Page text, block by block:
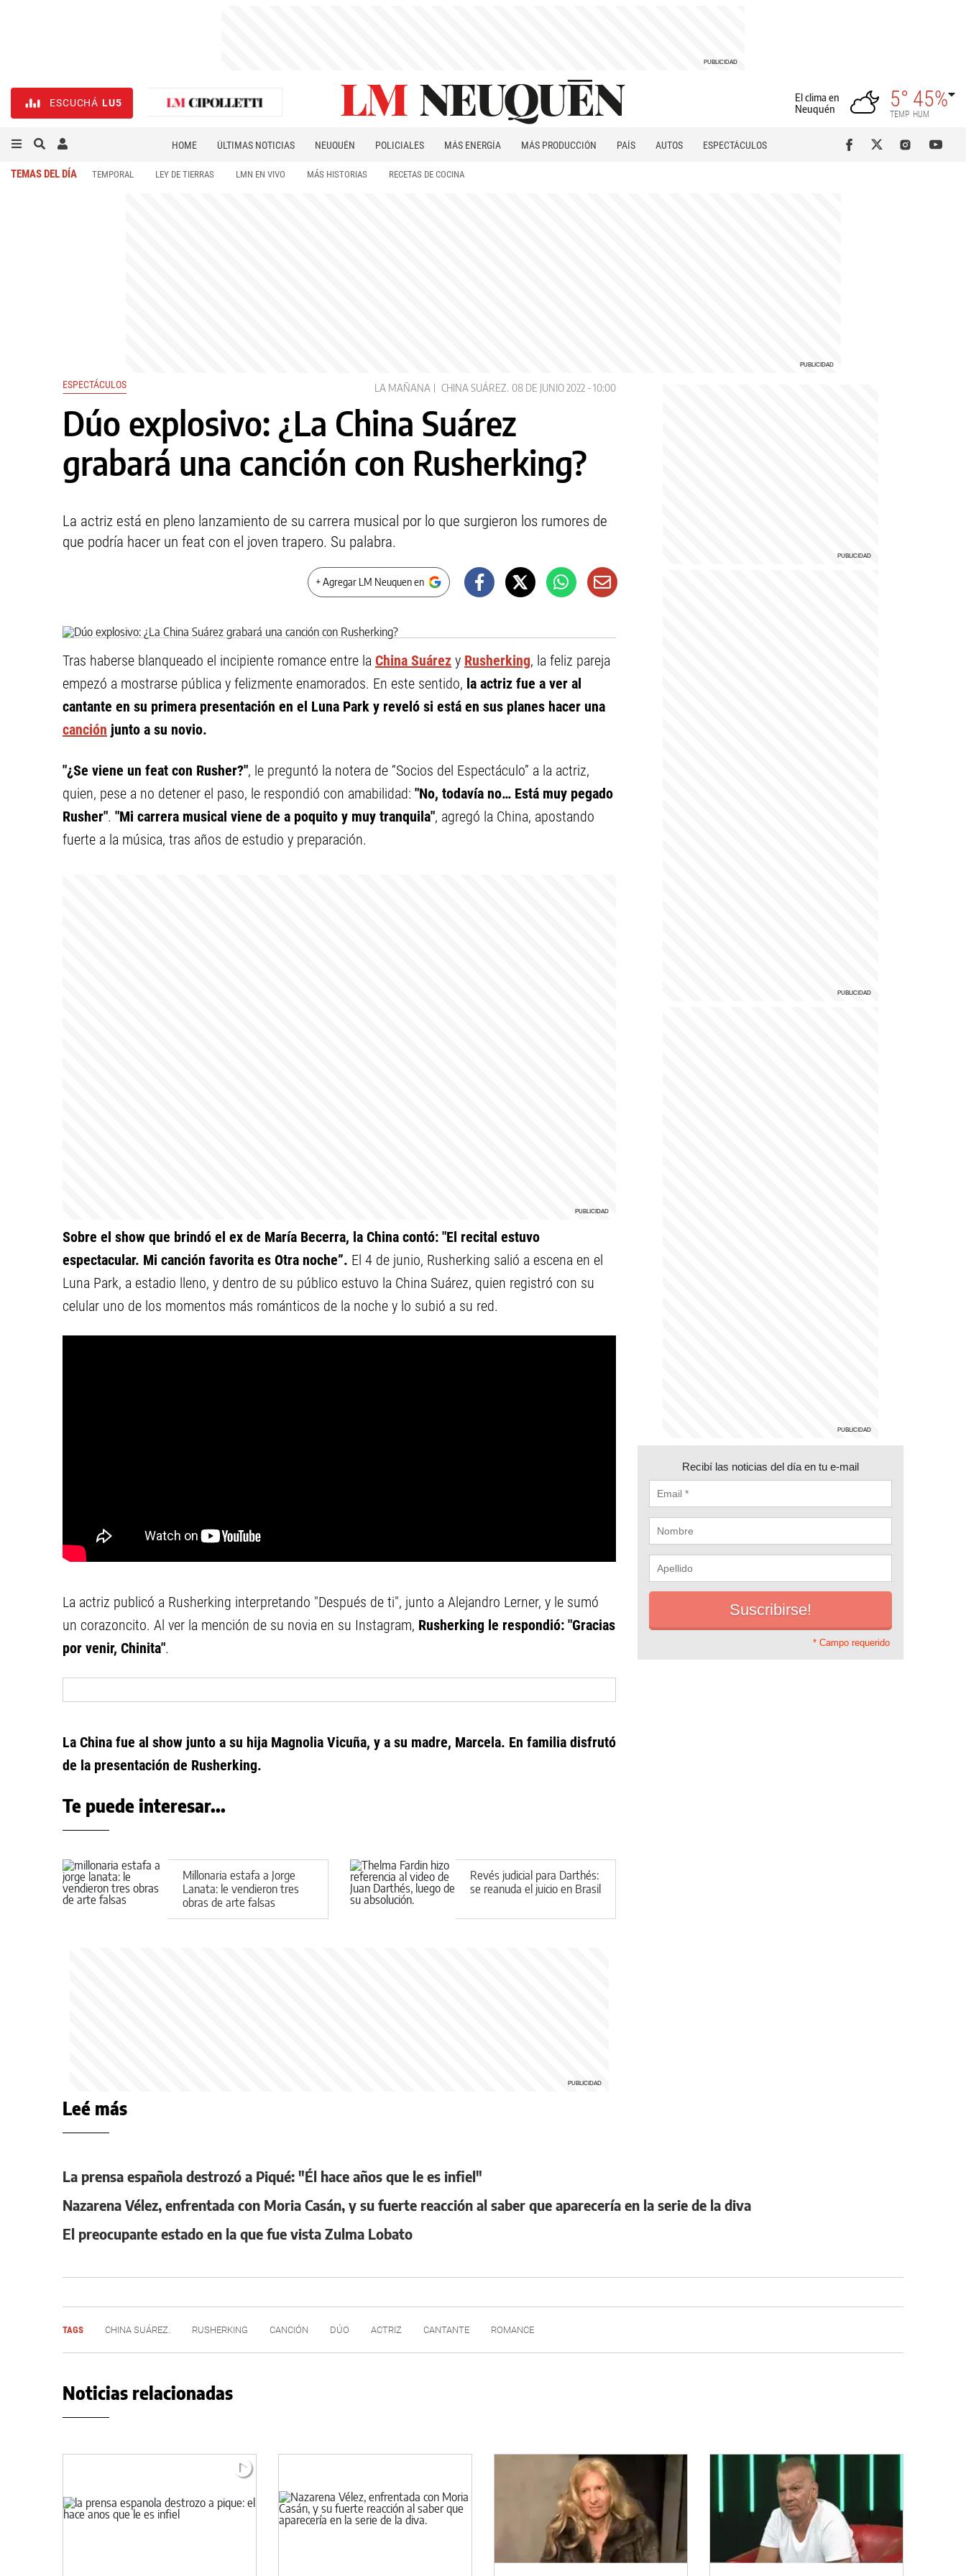
ESCUCHÁ LU5
El clima en
Neuquén
5°
TEMP
45%
HUM
HOME ÚLTIMAS NOTICIAS NEUQUÉN POLICIALES MÁS ENERGÍA MÁS PRODUCCIÓN PAÍS AUTOS
ESPECTÁCULOS
TEMAS DEL DÍA TEMPORAL LEY DE TIERRAS LMN EN VIVO MÁS HISTORIAS RECETAS DE COCINA
ESPECTÁCULOS LA MAÑANA CHINA SUÁREZ. 08 DE JUNIO 2022 - 10:00
Dúo explosivo: ¿La China Suárez
grabará una canción con Rusherking?
La actriz está en pleno lanzamiento de su carrera musical por lo que surgieron los rumores de
que podría hacer un feat con el joven trapero. Su palabra.
+ Agregar LM Neuquen en
Tras haberse blanqueado el incipiente romance entre la China Suárez y Rusherking, la feliz pareja
empezó a mostrarse pública y felizmente enamorados. En este sentido, la actriz fue a ver al
cantante en su primera presentación en el Luna Park y reveló si está en sus planes hacer una
canción junto a su novio.
"¿Se viene un feat con Rusher?", le preguntó la notera de “Socios del Espectáculo” a la actriz,
quien, pese a no detener el paso, le respondió con amabilidad: "No, todavía no… Está muy pegado
Rusher". "Mi carrera musical viene de a poquito y muy tranquila", agregó la China, apostando
fuerte a la música, tras años de estudio y preparación.
Sobre el show que brindó el ex de María Becerra, la China contó: "El recital estuvo
espectacular. Mi canción favorita es Otra noche”. El 4 de junio, Rusherking salió a escena en el
Luna Park, a estadio lleno, y dentro de su público estuvo la China Suárez, quien registró con su
celular uno de los momentos más románticos de la noche y lo subió a su red.
La actriz publicó a Rusherking interpretando "Después de ti", junto a Alejandro Lerner, y le sumó
un corazoncito. Al ver la mención de su novia en su Instagram, Rusherking le respondió: "Gracias
por venir, Chinita".
La China fue al show junto a su hija Magnolia Vicuña, y a su madre, Marcela. En familia disfrutó
de la presentación de Rusherking.
Te puede interesar...
Millonaria estafa a Jorge
Lanata: le vendieron tres
obras de arte falsas
Revés judicial para Darthés:
se reanuda el juicio en Brasil
Recibí las noticias del día en tu e-mail
* Campo requerido
Leé más
La prensa española destrozó a Piqué: "Él hace años que le es infiel"
Nazarena Vélez, enfrentada con Moria Casán, y su fuerte reacción al saber que aparecería en la serie de la diva
El preocupante estado en la que fue vista Zulma Lobato
TAGS CHINA SUÁREZ. RUSHERKING CANCIÓN DÚO ACTRIZ CANTANTE ROMANCE
Noticias relacionadas